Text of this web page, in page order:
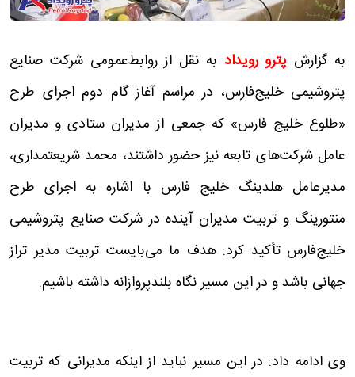
به گزارش پترو رویداد به نقل از روابط‌عمومی شرکت صنایع
پتروشیمی خلیج‌فارس، در مراسم آغاز گام دوم اجرای طرح
«طلوع خلیج فارس» که جمعی از مدیران ستادی و مدیران
عامل شرکت‌های تابعه نیز حضور داشتند، محمد شریعتمداری،
مدیرعامل هلدینگ خلیج فارس با اشاره به اجرای طرح
منتورینگ و تربیت مدیران آینده در شرکت صنایع پتروشیمی
خلیج‌فارس تأکید کرد: هدف ما می‌بایست تربیت مدیر تراز
جهانی باشد و در این مسیر نگاه بلندپروازانه داشته باشیم.
وی ادامه داد: در این مسیر نباید از اینکه مدیرانی که تربیت